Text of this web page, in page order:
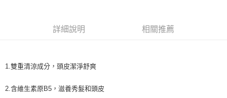
時審查核予不同之上限額度；若仍有額度不足之情形，本公司將視審查結果
請求用戶進行身份認證。
付款後寶雅門市自取(由倉庫統一出貨)
詳細說明 相關推薦
1.雙重清涼成分，頭皮潔淨舒爽
2.含維生素原B5，滋養秀髮和頭皮